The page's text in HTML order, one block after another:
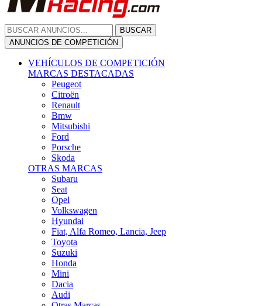
BUSCAR
ANUNCIOS DE COMPETICIÓN
VEHÍCULOS DE COMPETICIÓN
MARCAS DESTACADAS
Peugeot
Citroën
Renault
Bmw
Mitsubishi
Ford
Porsche
Skoda
OTRAS MARCAS
Subaru
Seat
Opel
Volkswagen
Hyundai
Fiat, Alfa Romeo, Lancia, Jeep
Toyota
Suzuki
Honda
Mini
Dacia
Audi
Otras Marcas
ANUNCIOS DE COMPRA